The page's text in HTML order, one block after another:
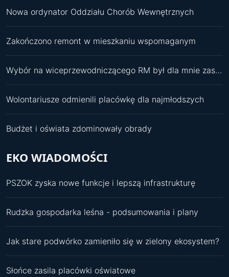
Nowa ordynator Oddziału Chorób Wewnętrznych
Zakończono remont w mieszkaniu wspomaganym
Wybór na wiceprzewodniczącego RM był dla mnie zaskoczeniem
Wolontariusze odmienili placówkę dla najmłodszych
Budżet i oświata zdominowały obrady
EKO WIADOMOŚCI
PSZOK zyska nowe funkcje i lepszą infrastrukturę
Rudzka gospodarka leśna - podsumowania i plany
Jak stare podwórko zamieniło się w zielony ekosystem?
Słońce zasila placówki oświatowe